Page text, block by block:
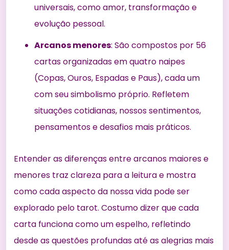
universais, como amor, transformação e
evolução pessoal.
Arcanos menores: São compostos por 56
cartas organizadas em quatro naipes
(Copas, Ouros, Espadas e Paus), cada um
com seu simbolismo próprio. Refletem
situações cotidianas, nossos sentimentos,
pensamentos e desafios mais práticos.
Entender as diferenças entre arcanos maiores e
menores traz clareza para a leitura e mostra
como cada aspecto da nossa vida pode ser
explorado pelo tarot. Costumo dizer que cada
carta funciona como um espelho, refletindo
desde as questões profundas até as alegrias mais